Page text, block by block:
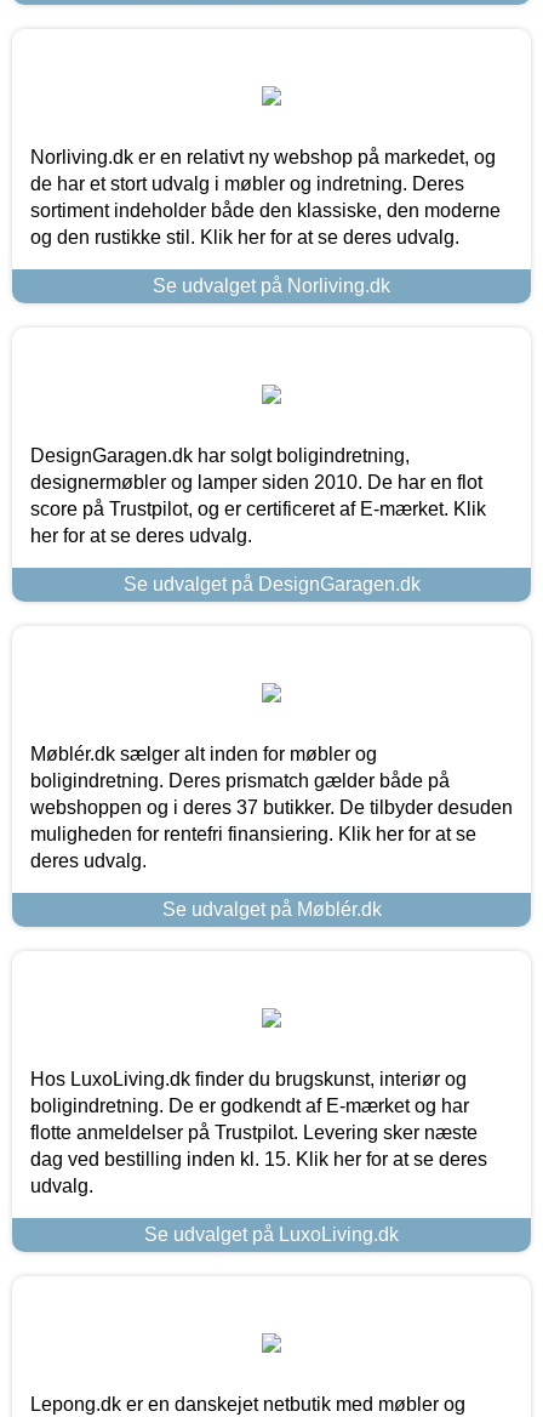
Norliving.dk er en relativt ny webshop på markedet, og
de har et stort udvalg i møbler og indretning. Deres
sortiment indeholder både den klassiske, den moderne
og den rustikke stil. Klik her for at se deres udvalg.
Se udvalget på Norliving.dk
DesignGaragen.dk har solgt boligindretning,
designermøbler og lamper siden 2010. De har en flot
score på Trustpilot, og er certificeret af E-mærket. Klik
her for at se deres udvalg.
Se udvalget på DesignGaragen.dk
Møblér.dk sælger alt inden for møbler og
boligindretning. Deres prismatch gælder både på
webshoppen og i deres 37 butikker. De tilbyder desuden
muligheden for rentefri finansiering. Klik her for at se
deres udvalg.
Se udvalget på Møblér.dk
Hos LuxoLiving.dk finder du brugskunst, interiør og
boligindretning. De er godkendt af E-mærket og har
flotte anmeldelser på Trustpilot. Levering sker næste
dag ved bestilling inden kl. 15. Klik her for at se deres
udvalg.
Se udvalget på LuxoLiving.dk
Lepong.dk er en danskejet netbutik med møbler og